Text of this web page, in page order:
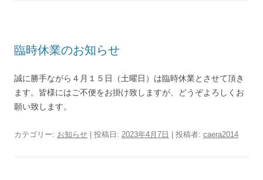
臨時休業のお知らせ
誠に勝手ながら４月１５日（土曜日）は臨時休業とさせて頂き
ます。皆様にはご不便をお掛け致しますが、どうぞよろしくお
願い致します。
カテゴリー: お知らせ | 投稿日: 2023年4月7日 投稿者: caera2014